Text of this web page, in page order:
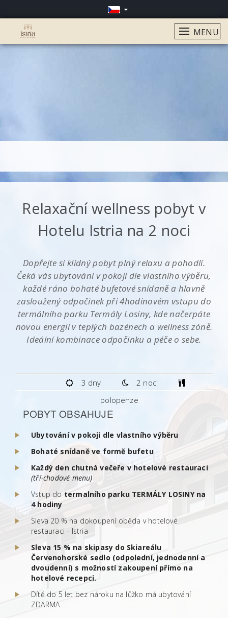
MENU
Relaxační wellness pobyt v
Hotelu Istria na 2 noci
Dopřejte si klidný pobyt plný relaxu a pohodlí.
Čeká vás ubytování v pokoji dle vlastního výběru,
každé ráno bohaté bufetové snídaně a hlavně
zasloužený odpočinek při 4hodinovém vstupu do
termálního parku Termály Losiny, kde načerpáte
novou energii v teplých bazénech a wellness zóně.
Ideální kombinace odpočinku a péče o sebe.
3 dny
2 noci
polopenze
POBYT OBSAHUJE
Ubytování v pokoji dle vlastního výběru
Bohaté snídaně ve formě bufetu
Každý den chutná večeře v hotelové restauraci
(tří-chodové menu)
Vstup do termalního parku TERMÁLY LOSINY na
4 hodiny
Sleva 20 % na dokoupení oběda v hotelové
restauraci - Istria
Sleva 15 % na skipasy do Skiareálu
Červenohorské sedlo (odpolední, jednodenní a
dvoudenní) s možností zakoupení přímo na
hotelové recepci.
Dítě do 5 let bez nároku na lůžko má ubytování
ZDARMA